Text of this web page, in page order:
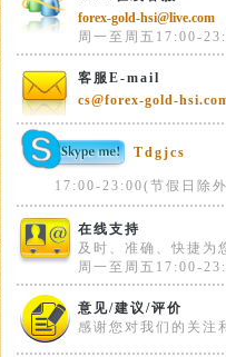
forex-gold-hsi@live.com
周一至周五17:00-
客服E-mail
cs@forex-gold-
Tdgjcs
17:00-23:00(节假日除
在线支持
及时、准确、快捷为
周一至周五17:00-
意见/建议/评价
感谢您对我们的关注